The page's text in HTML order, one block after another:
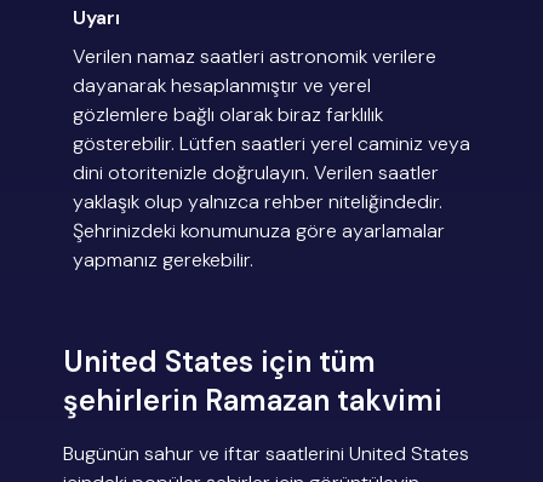
Uyarı
Verilen namaz saatleri astronomik verilere
dayanarak hesaplanmıştır ve yerel
gözlemlere bağlı olarak biraz farklılık
gösterebilir. Lütfen saatleri yerel caminiz veya
dini otoritenizle doğrulayın. Verilen saatler
yaklaşık olup yalnızca rehber niteliğindedir.
Şehrinizdeki konumunuza göre ayarlamalar
yapmanız gerekebilir.
United States için tüm
şehirlerin Ramazan takvimi
Bugünün sahur ve iftar saatlerini United States